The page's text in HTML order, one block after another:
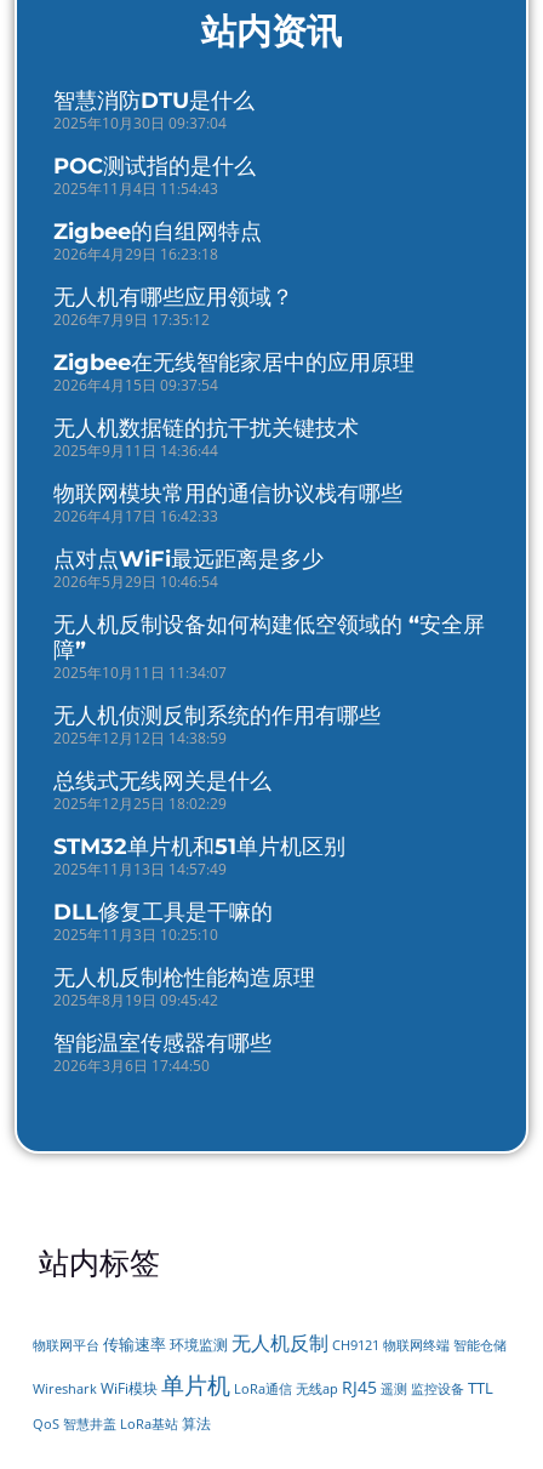
站内资讯
智慧消防DTU是什么
2025年10月30日 09:37:04
POC测试指的是什么
2025年11月4日 11:54:43
Zigbee的自组网特点
2026年4月29日 16:23:18
无人机有哪些应用领域？
2026年7月9日 17:35:12
Zigbee在无线智能家居中的应用原理
2026年4月15日 09:37:54
无人机数据链的抗干扰关键技术
2025年9月11日 14:36:44
物联网模块常用的通信协议栈有哪些
2026年4月17日 16:42:33
点对点WiFi最远距离是多少
2026年5月29日 10:46:54
无人机反制设备如何构建低空领域的 “安全屏
障”
2025年10月11日 11:34:07
无人机侦测反制系统的作用有哪些
2025年12月12日 14:38:59
总线式无线网关是什么
2025年12月25日 18:02:29
STM32单片机和51单片机区别
2025年11月13日 14:57:49
DLL修复工具是干嘛的
2025年11月3日 10:25:10
无人机反制枪性能构造原理
2025年8月19日 09:45:42
智能温室传感器有哪些
2026年3月6日 17:44:50
站内标签
物联网平台 传输速率环境监测 无人机反制 CH9121 物联网终端 智能仓储
Wireshark WiFi模块单片机 LoRa通信 无线ap RJ45 遥测 监控设备 TTL
QoS 智慧井盖 LoRa基站 算法